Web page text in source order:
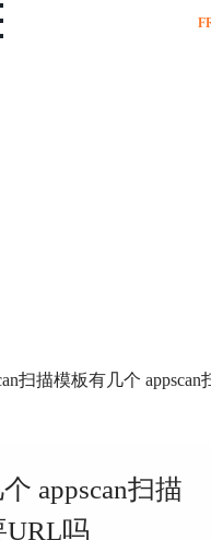
扫描模板有几个
appscan扫描
URL吗